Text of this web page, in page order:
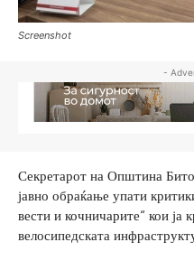
Screenshot
-
Секретарот на Општина
јавно обраќање упати
вести и кочничарите“ кои ја
велосипедската